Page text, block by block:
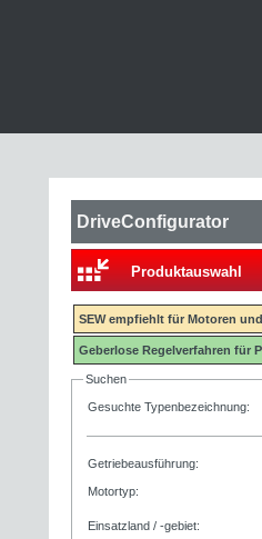
DriveConfigurator
Produktauswahl
SEW empfiehlt für Motoren
Geberlose Regelverfahren für
Suchen
Gesuchte Typenbezeichnung:
Getriebeausführung:
Motortyp:
Einsatzland / -gebiet: